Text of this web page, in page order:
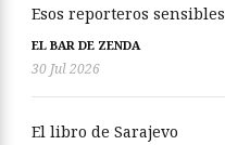
Esos reporteros sensibles
EL BAR DE ZENDA
30 Jul 2026
El libro de Sarajevo